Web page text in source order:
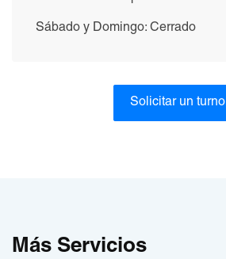
Sábado y Domingo: Cerrado
Solicitar un turno
Más Servicios